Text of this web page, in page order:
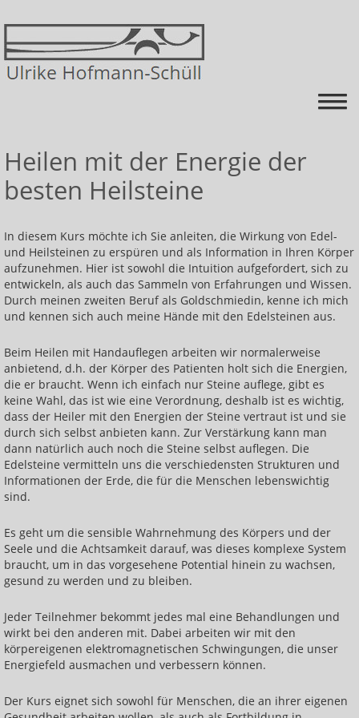
Startseite
Energiearbeit
Kurse
Himmel auf Erden=schmerz-FREI mit mehr ENERGIE
Krankheiten ganzheitlich betrachten und mit
Energie behandeln
Heilen lernen: Energieniveau ausgleichen und die
Körperschwingung erhöhen
Basiskurs: Heilen mit Handauflegen
Einführung in die Energiearbeit
Heilen lernen: jede und jeder kann das!
Heilen der inneren Organe
Heilen über das Lymphsystem
Heilen über das Nervensystem
Heilen mit dem indianischen Medizinrad
Heilen mit der Energie der besten Heilsteine
Heilen mit den Eigenschaften der Edelmetalle
Reisen zum inneren Heiler
Heilen mit der Energie der
besten Heilsteine
In diesem Kurs möchte ich Sie anleiten, die Wirkung von Edel-
und Heilsteinen zu erspüren und als Information in Ihren Körper
aufzunehmen. Hier ist sowohl die Intuition aufgefordert, sich zu
entwickeln, als auch das Sammeln von Erfahrungen und Wissen.
Durch meinen zweiten Beruf als Goldschmiedin, kenne ich mich
und kennen sich auch meine Hände mit den Edelsteinen aus.
Beim Heilen mit Handauflegen arbeiten wir normalerweise
anbietend, d.h. der Körper des Patienten holt sich die Energien,
die er braucht. Wenn ich einfach nur Steine auflege, gibt es
keine Wahl, das ist wie eine Verordnung, deshalb ist es wichtig,
dass der Heiler mit den Energien der Steine vertraut ist und sie
durch sich selbst anbieten kann. Zur Verstärkung kann man
dann natürlich auch noch die Steine selbst auflegen. Die
Edelsteine vermitteln uns die verschiedensten Strukturen und
Informationen der Erde, die für die Menschen lebenswichtig
sind.
Es geht um die sensible Wahrnehmung des Körpers und der
Seele und die Achtsamkeit darauf, was dieses komplexe System
braucht, um in das vorgesehene Potential hinein zu wachsen,
gesund zu werden und zu bleiben.
Jeder Teilnehmer bekommt jedes mal eine Behandlungen und
wirkt bei den anderen mit. Dabei arbeiten wir mit den
körpereigenen elektromagnetischen Schwingungen, die unser
Energiefeld ausmachen und verbessern können.
Der Kurs eignet sich sowohl für Menschen, die an ihrer eigenen